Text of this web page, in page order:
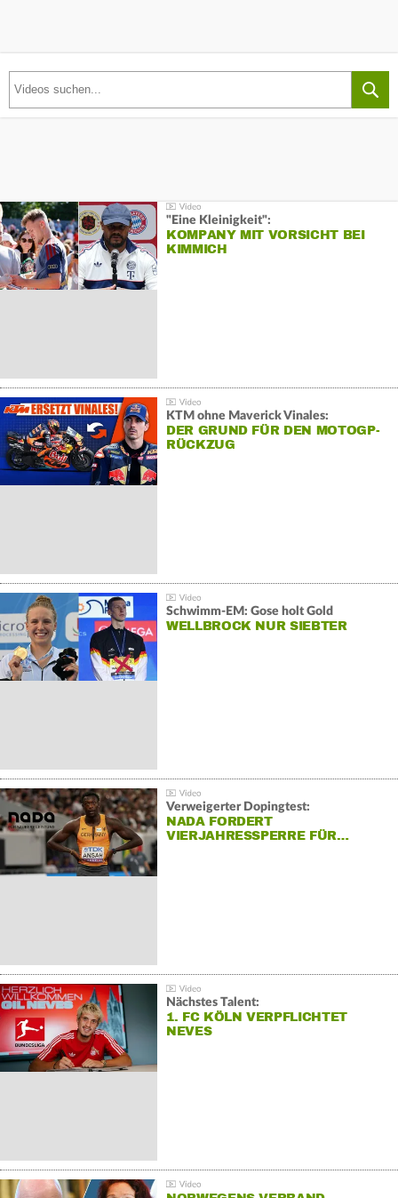
"Eine Kleinigkeit":
KOMPANY MIT VORSICHT BEI
KIMMICH
KTM ohne Maverick Vinales:
DER GRUND FÜR DEN MOTOGP-
RÜCKZUG
Schwimm-EM: Gose holt Gold
WELLBROCK NUR SIEBTER
Verweigerter Dopingtest:
NADA FORDERT
VIERJAHRESSPERRE FÜR…
Nächstes Talent:
1. FC KÖLN VERPFLICHTET
NEVES